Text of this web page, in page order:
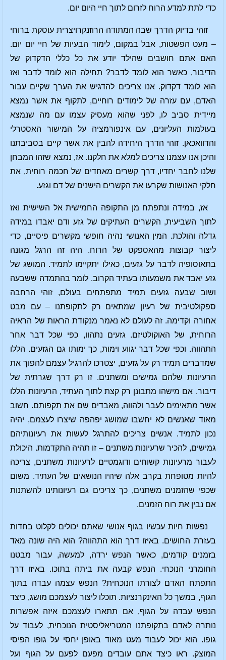
כדי לתת למדע הרוח לזרום לתוך חיי היום יום.
זוהי בדיוק הדרך שבה המתודה הרוזנקרויצרית עוסקת ברוחי
– מעט הפשטות, אבל במקום, לימוד הבעיות של חיי יום יום.
האם אתם חושבים שהילד יודע את כל כללי הדקדוק של
הדיבור, כאשר הוא לומד לדבר? תחילה הוא לומד לדבר ואז
הוא לומד דקדוק. אנו צריכים להדגיש את הערך שקיים עבור
האדם, עם עזרה של לימודים רוחיים, לתקוף את אשר נמצא
מיידית סביב לו, לפני שהוא מעסיק עצמו עם מה שנמצא
בעולמות העליונים, עם אינפורמציה על המישור האסטרלי
והדוואכאן. זוהי הדרך היחידה להבין את אשר קיים בסביבתנו
והיכן אנו עצמנו צריכים למלא את חלקנו. אז, נמצא שזהו המבחן
שלנו לחבר יחדיו, דרך קשרים מאחדים של חכמה רוחית, את
חלקי האנושות שקרעו את הקשרים הישנים של דם וגזע.
אז, במידה ונתפתח מן התקופה החמישית אל השישית ואז
לתוך השביעית, הקשרים העתיקים של גזע ודם יאבדו במידה
גדלה והולכת. המין האנושי נהיה חופשי מקשרים פיסיים, כדי
ליצור קבוצות מהאספקט של הרוח. היה זה הרגל מגונה
בתאוסופיה לדבר על גזעים, כאילו יתקיימו לתמיד. המושג של
גזע יאבד את משמעותו בעתיד הקרוב. לומר בהתמדה ששבעה
ושוב שבעה גזעים תמיד מתפתחים בעולם, זוהי הרחבה
ספקולטיבית של רעיון שמתאים רק לתקופתנו – עם מבט
אחורה וקדימה. זה לעולם לא נאמר מנקודת הראות של הראיה
הרוחית, של האוקולטיזם. גזעים נתהוו, כפי שכל דבר אחר
התהווה. וכפי שכל דבר יגווע וימות, כך ימותו גם הגזעים. הללו
שמדברים תמיד רק על גזעים, יצטרכו להרגיל עצמם להפוך את
הרעיונות שלהם גמישים ומשתנים. זו רק דרך שגרתית של
דיבור. אם מישהו מתבונן רק קצת לתוך העתיד, הרעיונות הללו
אשר מתאימים לעבר ולהווה, מאבדים שם את תקפותם. חשוב
מאוד שאנשים לא יחשבו שמושג יפהפה שיצרו לעצמם, יהיה
נכון לתמיד. אנשים צריכים להתרגל לעשות את רעיונותיהם
גמישים, להכיר שרעיונות משתנים – זו תהיה התקדמות. היכולת
לעבור מרעיונות קשוחים ודוגמטיים לרעיונות משתנים, צריכה
להיות מטופחת בקרב אלה שיהיו הנושאים של העתיד. משום
שכפי שהזמנים משתנים, כך צריכים גם רעיונותינו להשתנות
אם נבין את רוח הזמנים.
נפשות חיות עכשיו בגוף אנושי שאתם יכולים לקלוט בחדות
בעזרת החושים. באיזו דרך הוא התהווה? הוא היה שונה מאד
בזמנים קודמים, כאשר הנפש ירדה, למעשה, עבור מבטנו
החומרני הנוכחי. הנפש קבעה את ביתה בתוכו. באיזו דרך
התפתח האדם לצורתו הנוכחית? הנפש עצמה עבדה בתוך
הגוף, במשך כל האינקרנציות. תוכלו ליצור לעצמכם מושג, כיצד
הנפש עבדה על הגוף, אם תתארו לעצמכם איזה אפשרות
נותרה לאדם בתקופתנו המטריאליסטית הנוכחית, לעבוד על
גופו. הוא יכול לעבוד מעט מאוד באופן יחסי על גופו הפיסי
המוצק. ראו כיצד אתם עובדים מפעם לפעם על הגוף ועל